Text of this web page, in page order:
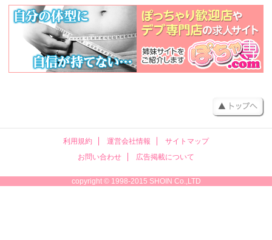
利用規約 運営会社情報
サイトマップ
お問い合わせ
広告掲載について
copyright © 1998-2015 SHOIN Co.,LTD